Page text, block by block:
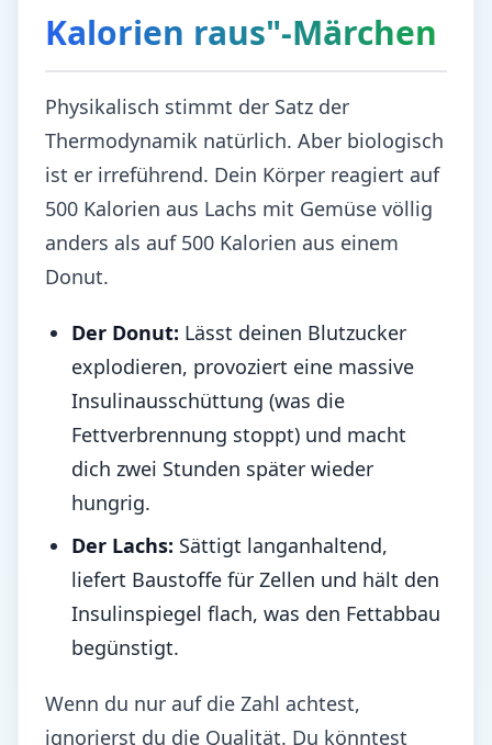
Kalorien raus"-Märchen
Physikalisch stimmt der Satz der
Thermodynamik natürlich. Aber biologisch
ist er irreführend. Dein Körper reagiert auf
500 Kalorien aus Lachs mit Gemüse völlig
anders als auf 500 Kalorien aus einem
Donut.
Der Donut: Lässt deinen Blutzucker
explodieren, provoziert eine massive
Insulinausschüttung (was die
Fettverbrennung stoppt) und macht
dich zwei Stunden später wieder
hungrig.
Der Lachs: Sättigt langanhaltend,
liefert Baustoffe für Zellen und hält den
Insulinspiegel flach, was den Fettabbau
begünstigt.
Wenn du nur auf die Zahl achtest,
ignorierst du die Qualität. Du könntest